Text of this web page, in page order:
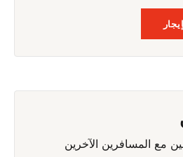
مع المسافرين الآخرين